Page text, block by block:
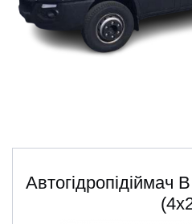
+38 (097) 746-67-04
ua